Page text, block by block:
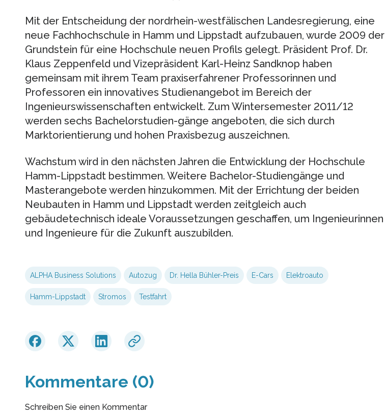
Mit der Entscheidung der nordrhein-westfälischen Landesregierung, eine
neue Fachhochschule in Hamm und Lippstadt aufzubauen, wurde 2009 der
Grundstein für eine Hochschule neuen Profils gelegt. Präsident Prof. Dr.
Klaus Zeppenfeld und Vizepräsident Karl-Heinz Sandknop haben
gemeinsam mit ihrem Team praxiserfahrener Professorinnen und
Professoren ein innovatives Studienangebot im Bereich der
Ingenieurswissenschaften entwickelt. Zum Wintersemester 2011/12
werden sechs Bachelorstudien-gänge angeboten, die sich durch
Marktorientierung und hohen Praxisbezug auszeichnen.
Wachstum wird in den nächsten Jahren die Entwicklung der Hochschule
Hamm-Lippstadt bestimmen. Weitere Bachelor-Studiengänge und
Masterangebote werden hinzukommen. Mit der Errichtung der beiden
Neubauten in Hamm und Lippstadt werden zeitgleich auch
gebäudetechnisch ideale Voraussetzungen geschaffen, um Ingenieurinnen
und Ingenieure für die Zukunft auszubilden.
ALPHA Business Solutions Autozug Dr. Hella Bühler-Preis E-Cars Elektroauto
Hamm-Lippstadt Stromos Testfahrt
Kommentare (0)
Schreiben Sie einen Kommentar